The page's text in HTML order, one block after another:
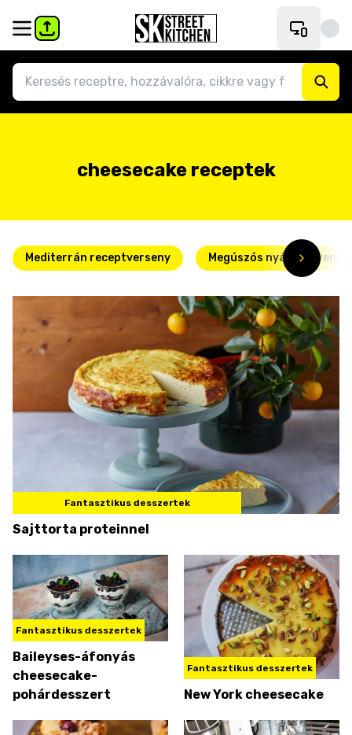
cheesecake receptek
Mediterrán receptverseny Megúszós nyári
Fantasztikus desszertek
Sajttorta proteinnel
Fantasztikus desszertek
Baileyses-áfonyás
cheesecake-
pohárdesszert
Fantasztikus desszertek
New York cheesecake